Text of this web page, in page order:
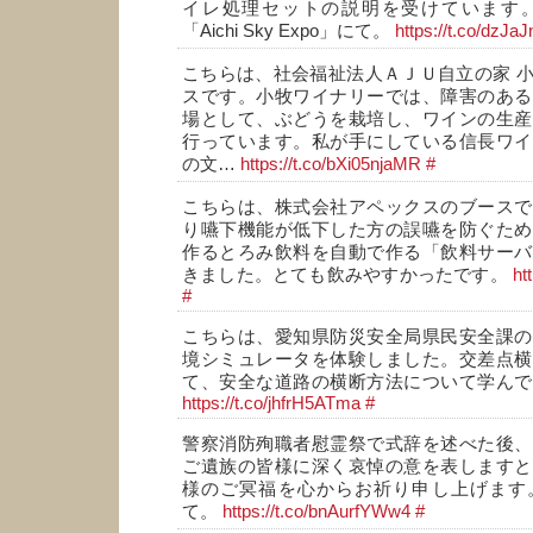
イレ処理セットの説明を受けています
「Aichi Sky Expo」にて。
https://t.co/
こちらは、社会福祉法人ＡＪＵ自立の家
スです。小牧ワイナリーでは、障害のあ
場として、ぶどうを栽培し、ワインの生
行っています。私が手にしている信長ワ
の文… https://t.co/bXi05njaMR #
こちらは、株式会社アペックスのブース
り嚥下機能が低下した方の誤嚥を防ぐた
作るとろみ飲料を自動で作る「飲料サー
きました。とても飲みやすかったです。
#
こちらは、愛知県防災安全局県民安全課
境シミュレータを体験しました。交差点
て、安全な道路の横断方法について学ん
https://t.co/jhfrH5ATma #
警察消防殉職者慰霊祭で式辞を述べた後
ご遺族の皆様に深く哀悼の意を表します
様のご冥福を心からお祈り申し上げま
て。
https://t.co/bnAurfYWw4 #